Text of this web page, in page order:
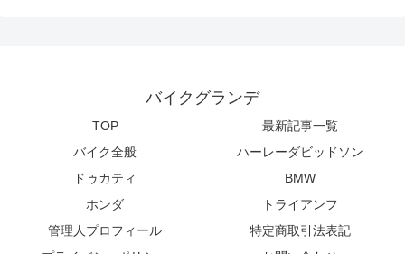
バイクグランデ
TOP
最新記事一覧
バイク全般
ハーレーダビッドソン
ドゥカティ
BMW
ホンダ
トライアンフ
管理人プロフィール
特定商取引法表記